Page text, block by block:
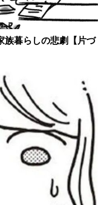
暮らしの悲劇【片づ